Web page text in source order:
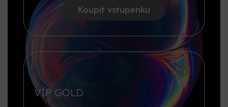
Koupit vstupenku
VIP GOLD